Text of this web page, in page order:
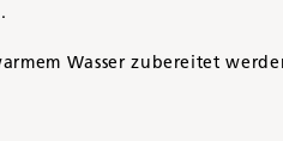
Wasser zubereitet